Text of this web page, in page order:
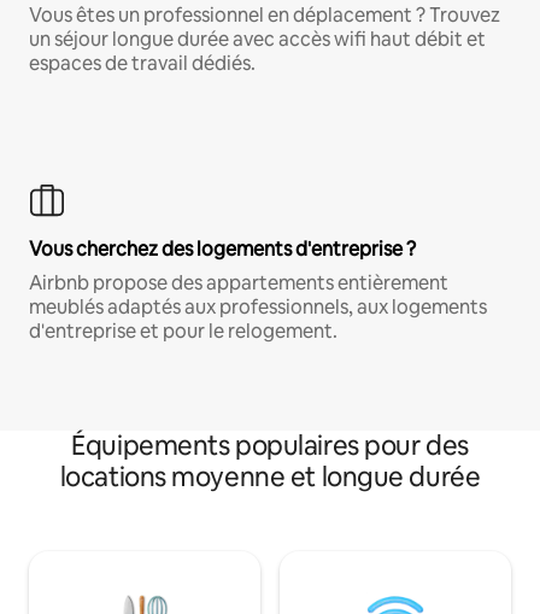
Vous êtes un professionnel en déplacement ? Trouvez
un séjour longue durée avec accès wifi haut débit et
espaces de travail dédiés.
Vous cherchez des logements d'entreprise ?
Airbnb propose des appartements entièrement
meublés adaptés aux professionnels, aux logements
d'entreprise et pour le relogement.
Équipements populaires pour des
locations moyenne et longue durée